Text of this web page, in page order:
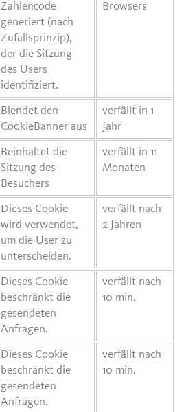
Zahlencode
generiert (nach
Zufallsprinzip),
der die Sitzung
des Users
identifiziert.
Browsers
Blendet den
CookieBanner aus
verfällt in 1
Jahr
Beinhaltet die
Sitzung des
Besuchers
verfällt in 11
Monaten
Dieses Cookie
wird verwendet,
um die User zu
unterscheiden.
verfällt nach
2 Jahren
Dieses Cookie
beschränkt die
gesendeten
Anfragen.
verfällt nach
10 min.
Dieses Cookie
beschränkt die
gesendeten
Anfragen.
verfällt nach
10 min.